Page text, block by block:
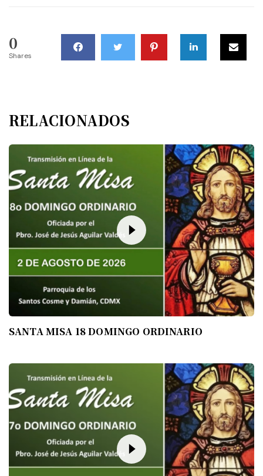
0
Shares
RELACIONADOS
SANTA MISA 18 DOMINGO ORDINARIO